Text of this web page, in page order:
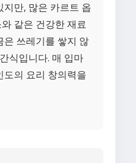
만, 많은 카르트 옵
같은 건강한 재료
은 쓰레기를 쌓지 않
식입니다. 매 입마
도의 요리 창의력을